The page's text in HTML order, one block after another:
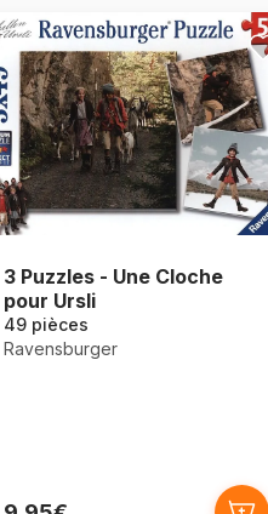
3 Puzzles - Une Cloche
pour Ursli
49 pièces
Ravensburger